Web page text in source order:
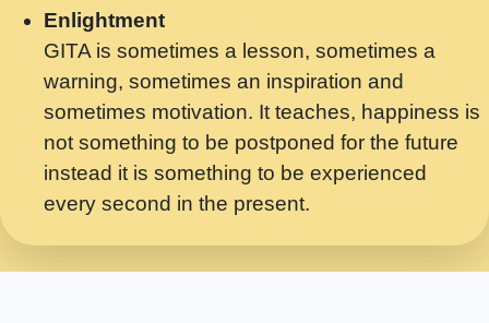
Maharaj.mp3
यह हसरत तलब ह नकज कमर Yahi Hasraten
Talab Hai Bhav Pravah #bhajan.mp3
लडल ज बल ल क ज न लग Sadhvi Purnima Ji
7.9.2021 जवल नगर दलल #बसर.mp3
सख भ मझ पयर ह दख भ मझ पयर ह!छड म कस दत
सपरहट भजन 2021 - तर अखय ह जद भर बहर ज म
Enlightment
GITA is sometimes a lesson, sometimes a
warning, sometimes an inspiration and
sometimes motivation. It teaches, happiness is
not something to be postponed for the future
instead it is something to be experienced
every second in the present.